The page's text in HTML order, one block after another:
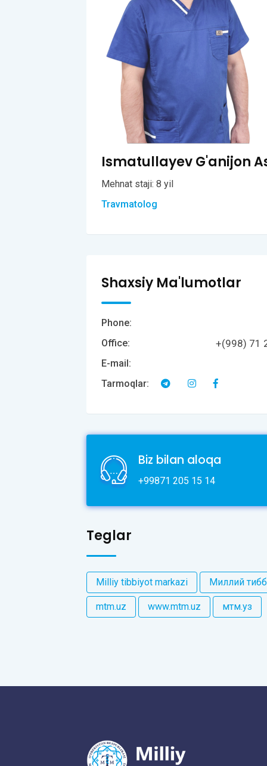
Ismatullayev G'anijon
Mehnat staji: 8 yil
Travmatolog
Shaxsiy Ma'lumotlar
Phone:
Office:
+(998) 71
E-mail:
Tarmoqlar:
Biz bilan aloqa
+99871 205 15 14
Teglar
Milliy tibbiyot markazi Миллий
mtm.uz www.mtm.uz мтм.уз